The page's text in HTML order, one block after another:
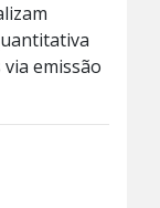
emissão